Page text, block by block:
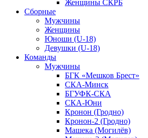
Женщины СКРБ
Сборные
Мужчины
Женщины
Юноши (U-18)
Девушки (U-18)
Команды
Мужчины
БГК «Мешков Брест»
СКА-Минск
БГУФК-СКА
СКА-Юни
Кронон (Гродно)
Кронон-2 (Гродно)
Машека (Могилёв)